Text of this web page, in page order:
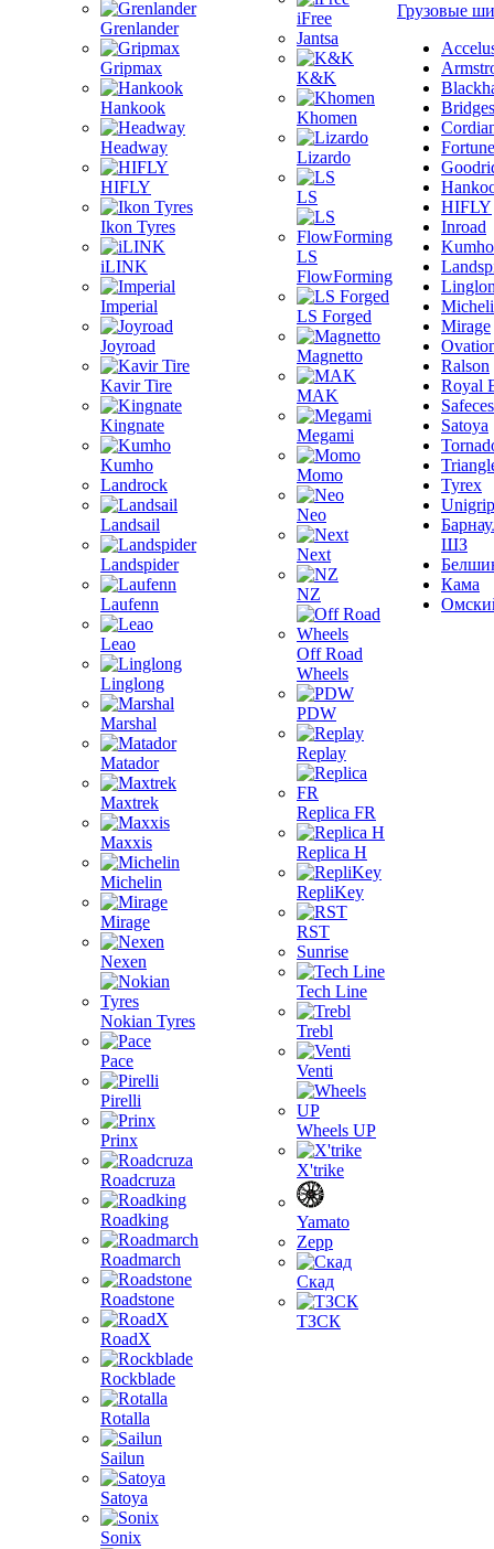
Grenlander
Gripmax
Hankook
Headway
HIFLY
Ikon Tyres
iLINK
Imperial
Joyroad
Kavir Tire
Kingnate
Kumho
Landrock
Landsail
Landspider
Laufenn
Leao
Linglong
Marshal
Matador
Maxtrek
Maxxis
Michelin
Mirage
Nexen
Nokian Tyres
Pace
Pirelli
Prinx
Roadcruza
Roadking
Roadmarch
Roadstone
RoadX
Rockblade
Rotalla
Sailun
Satoya
Sonix
iFree
Jantsa
K&K
Khomen
Lizardo
LS
LS
FlowForming
LS Forged
Magnetto
MAK
Megami
Momo
Neo
Next
NZ
Off Road
Wheels
PDW
Replay
Replica FR
Replica H
RepliKey
RST
Sunrise
Tech Line
Trebl
Venti
Wheels UP
X'trike
Yamato
Zepp
Скад
ТЗСК
Грузовые
Fortune
HIFLY
Inroad
Kumho
Mirage
Ralson
Royal
Satoya
Tyrex
Unigrip
ШЗ
Кама